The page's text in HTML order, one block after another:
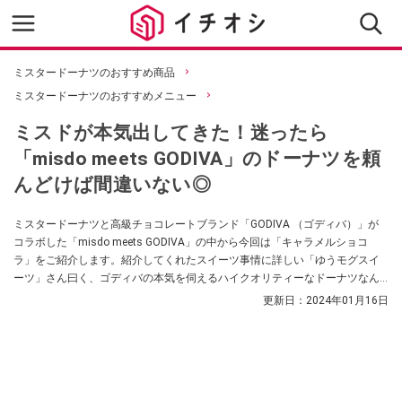
ミスタードーナツのおすすめ商品
ミスタードーナツのおすすめメニュー
ミスドが本気出してきた！迷ったら
「misdo meets GODIVA」のドーナツを頼
んどけば間違いない◎
ミスタードーナツと高級チョコレートブランド「GODIVA （ゴディバ）」が
コラボした「misdo meets GODIVA」の中から今回は「キャラメルショコ
ラ」をご紹介します。紹介してくれたスイーツ事情に詳しい「ゆうモグスイ
ーツ」さん曰く、ゴディバの本気を伺えるハイクオリティーなドーナツなん
だそう。SNSでの口コミや販売期間、第2弾の日程などもご紹介していますの
更新日： 2024年01月16日